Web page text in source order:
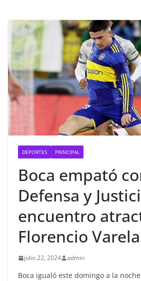
DEPORTES PRINCIPAL
Boca empató
Defensa y
encuentro
Florencio Varela
julio 22, 2024 admin
Boca igualó este domingo a la